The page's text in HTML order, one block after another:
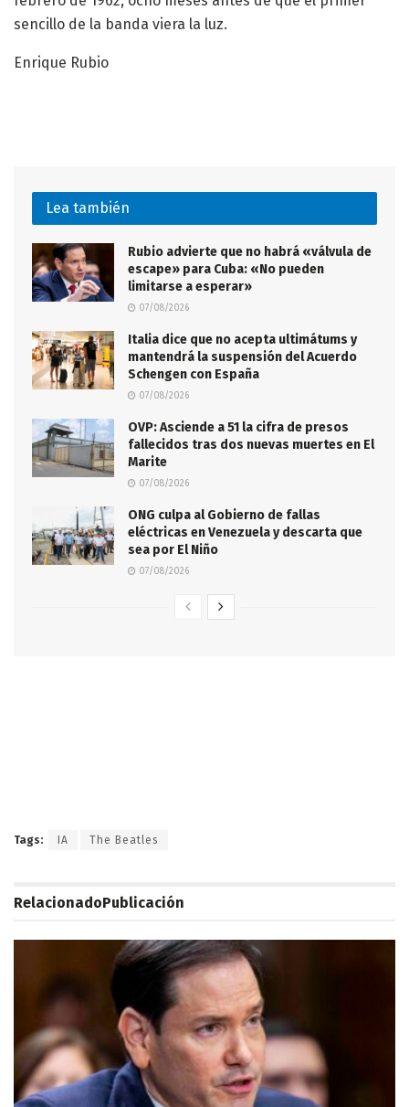
sencillo de la banda viera la luz.
Enrique Rubio
Lea también
Rubio advierte que no habrá «válvula de
escape» para Cuba: «No pueden
limitarse a esperar»
07/08/2026
Italia dice que no acepta ultimátums y
mantendrá la suspensión del Acuerdo
Schengen con España
07/08/2026
OVP: Asciende a 51 la cifra de presos
fallecidos tras dos nuevas muertes en El
Marite
07/08/2026
ONG culpa al Gobierno de fallas
eléctricas en Venezuela y descarta que
sea por El Niño
07/08/2026
Tags: IA The Beatles
RelacionadoPublicación